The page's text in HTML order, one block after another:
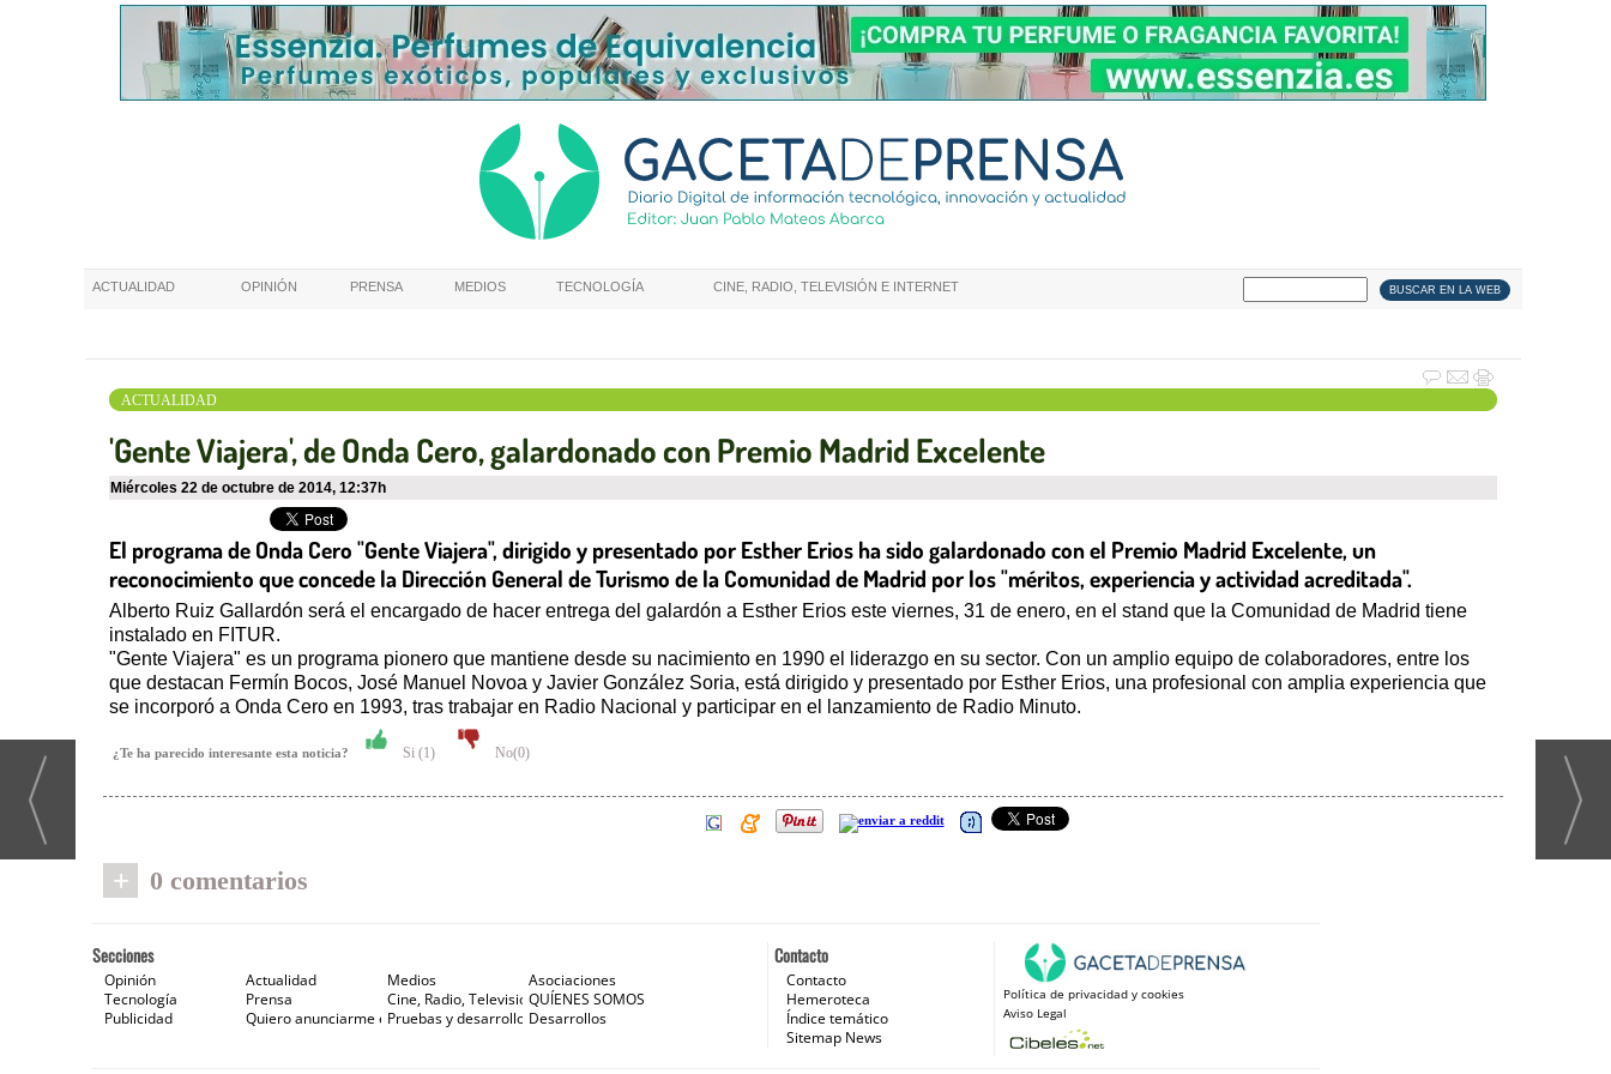
ACTUALIDAD OPINIÓN PRENSA MEDIOS TECNOLOGÍA CINE, RADIO, TELEVISIÓN E INTERNET
ACTUALIDAD
'Gente Viajera', de Onda Cero, galardonado con Premio Madrid Excelente
miércoles 22 de octubre de 2014, 12:37h
El programa de Onda Cero "Gente Viajera", dirigido y presentado por Esther Erios ha sido galardonado con el Premio Madrid Excelente, un
reconocimiento que concede la Dirección General de Turismo de la Comunidad de Madrid por los "méritos, experiencia y actividad acreditada".
Alberto Ruiz Gallardón será el encargado de hacer entrega del galardón a Esther Erios este viernes, 31 de enero, en el stand que la Comunidad de Madrid tiene
instalado en FITUR.
"Gente Viajera" es un programa pionero que mantiene desde su nacimiento en 1990 el liderazgo en su sector. Con un amplio equipo de colaboradores, entre los
que destacan Fermín Bocos, José Manuel Novoa y Javier González Soria, está dirigido y presentado por Esther Erios, una profesional con amplia experiencia que
se incorporó a Onda Cero en 1993, tras trabajar en Radio Nacional y participar en el lanzamiento de Radio Minuto.
¿Te ha parecido interesante esta noticia? Si (1) No(0)
+ 0 comentarios
Contacto
Contacto
Hemeroteca
Índice temático
Sitemap News
Política de privacidad y cookies
Aviso Legal
Secciones
Opinión Actualidad Medios
Asociaciones
Tecnología
Prensa Cine, Radio, Televisión e Internet
QUÍENES SOMOS
Publicidad
Quiero anunciarme en Gaceta de Prensa
Pruebas y desarrollosDesarrollos